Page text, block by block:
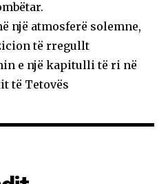
një atmosferë solemne,
të rregullt
e një kapitulli të ri në
të Tetovës